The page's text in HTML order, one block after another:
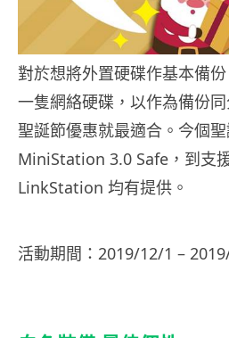
對於想將外置硬碟作基本備
一隻網絡硬碟，以作為備份
聖誕節優惠就最適合。今個
MiniStation 3.0 Safe，到支
LinkStation 均有提供。
活動期間：2019/12/1 –